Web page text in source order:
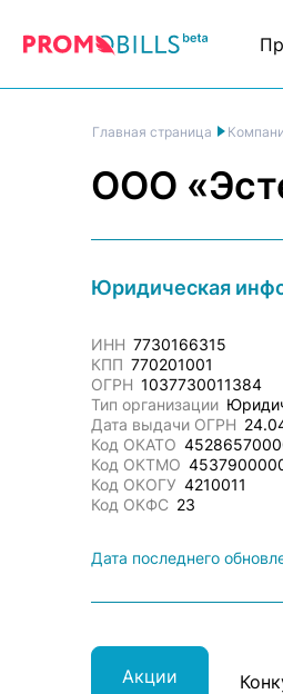
Главная страница
ООО
Юридическая
ИНН 7730166315
КПП 770201001
ОГРН 1037730011384
Тип организации
Дата выдачи ОГРН
Код ОКАТО
Код ОКТМО
Код ОКОГУ 4210011
Код ОКФС 23
Дата последнего
Акции